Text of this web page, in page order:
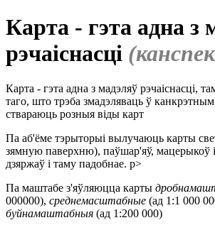
Карта - гэта адна з
рэчаіснасці
Карта - гэта адна з мадэляў рэчаіснасці,
таго, што трэба змадэляваць ў
ствараюць розныя віды карт
Па аб'ёме тэрыторыі вылучаюць карты
зямную паверхню), паўшар'яў, мацерыкоў і
дзяржаў і таму падобнае. p>
Па маштабе з'яўляюцца карты
000000), среднемасштабные (ад 1:1 000
буйнамаштабныя (ад 1:200 000)